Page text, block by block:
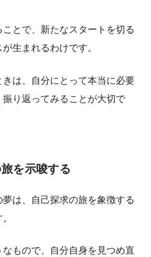
とで、新たなスタートを切る
生まれるわけです。
きは、自分にとって本当に必要
振り返ってみることが大切で
を示唆する
夢は、自己探求の旅を象徴する
なもので、自分自身を見つめ直